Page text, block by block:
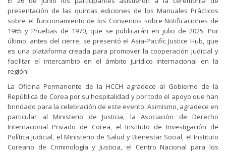
presentación de las quintas ediciones de los Manuales Prácticos
sobre el funcionamiento de los Convenios sobre Notificaciones de
1965 y Pruebas de 1970, que se publicarán en julio de 2025. Por
último, antes del cierre, se presentó el Asia-Pacific Justice Hub, que
es una plataforma creada para promover la cooperación judicial y
facilitar el intercambio en el ámbito jurídico internacional en la
región.
La Oficina Permanente de la HCCH agradece al Gobierno de la
República de Corea por su hospitalidad y por todo el apoyo que han
brindado para la celebración de este evento. Asimismo, agradece en
particular al Ministerio de Justicia, la Asociación de Derecho
Internacional Privado de Corea, el Instituto de Investigación de
Política Judicial, el Ministerio de Salud y Bienestar Social, el Instituto
Coreano de Criminología y Justicia, el Centro Nacional para los